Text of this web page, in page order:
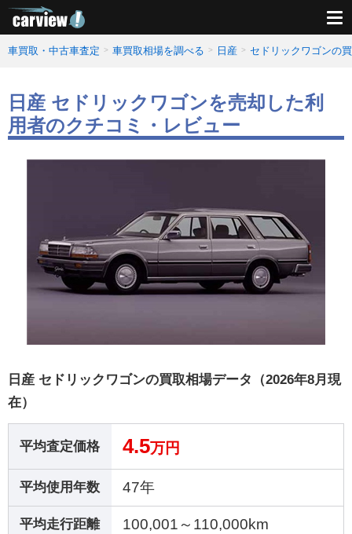
車買取・中古車査定 車買取相場を調べる 日産 セドリックワゴンの
日産 セドリックワゴンを売却した利
用者のクチコミ・レビュー
日産 セドリックワゴンの買取相場データ（2026年8月現
在）
平均査定価格 4.5万円
平均使用年数 47年
平均走行距離 100,001～110,000km